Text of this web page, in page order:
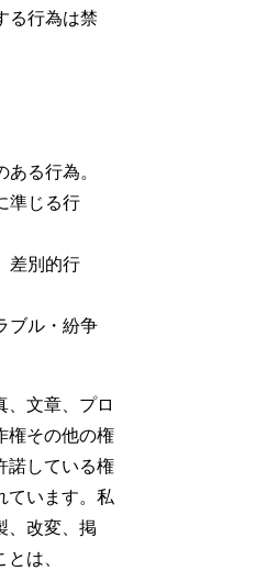
る行為は禁
る行為。
準じる行
差別的行
ブル・紛争
文章、プロ
権その他の権
諾している権
ています。私
、改変、掲
は、